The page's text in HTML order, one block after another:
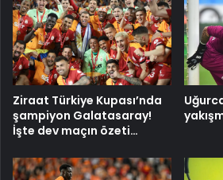
Ziraat Türkiye Kupası’nda
şampiyon Galatasaray!
İşte dev maçın özeti…